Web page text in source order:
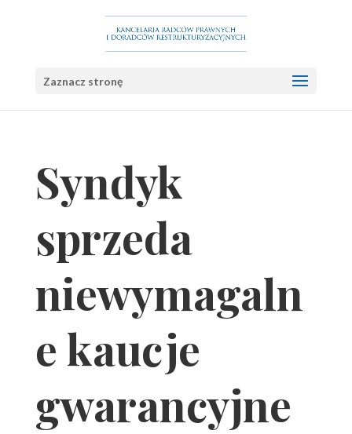
Zaznacz stronę
Syndyk
sprzeda
niewymagaln
e kaucje
gwarancyjne